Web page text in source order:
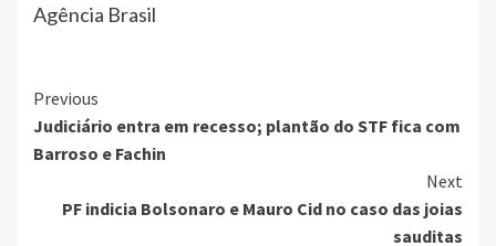
Agência Brasil
Continue
Reading
Previous
Judiciário entra em recesso; plantão do STF fica com
Barroso e Fachin
Next
PF indicia Bolsonaro e Mauro Cid no caso das joias
sauditas